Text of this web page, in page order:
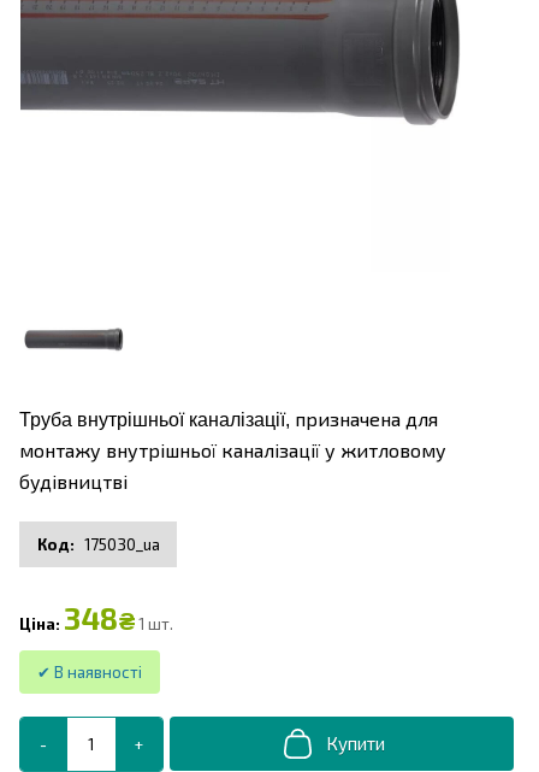
Труба внутрішньої каналізації, призначена для
монтажу внутрішньої каналізації у житловому
будівництві
175030_ua
348₴1 шт.